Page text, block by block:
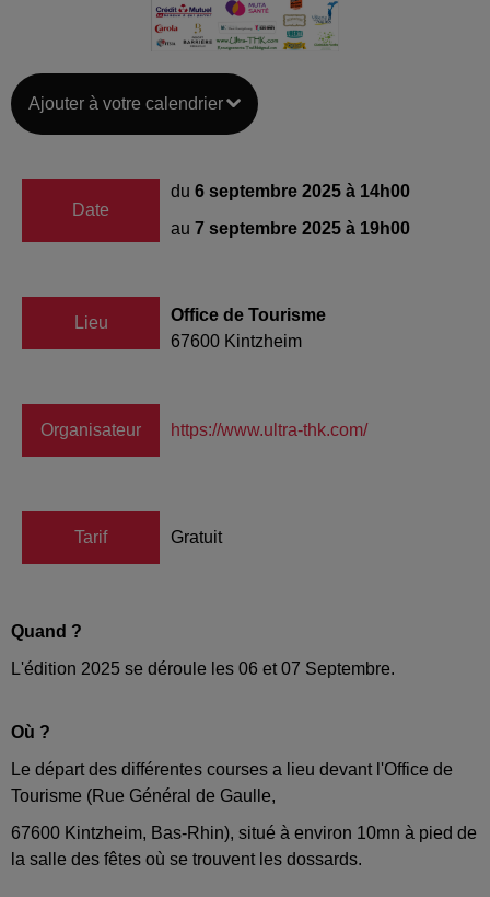
Ajouter à votre calendrier
Date
du 6 septembre 2025 à 14h00
au 7 septembre 2025 à 19h00
Lieu
Office de Tourisme
67600 Kintzheim
Organisateur https://www.ultra-thk.com/
Tarif Gratuit
Quand ?
L'édition 2025 se déroule les 06 et 07 Septembre.
Où ?
Le départ des différentes courses a lieu devant l'Office de
Tourisme (Rue Général de Gaulle,
67600 Kintzheim, Bas-Rhin), situé à environ 10mn à pied de
la salle des fêtes où se trouvent les dossards.